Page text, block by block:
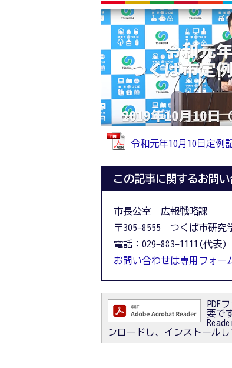
令和元年10月10日定例
この記事に関するお問
市長公室 広報戦略課
〒305-8555 つくば市研究
電話：029-883-1111(代表
お問い合わせは専用フォー
PDF
要で
ンロードし、インストールし